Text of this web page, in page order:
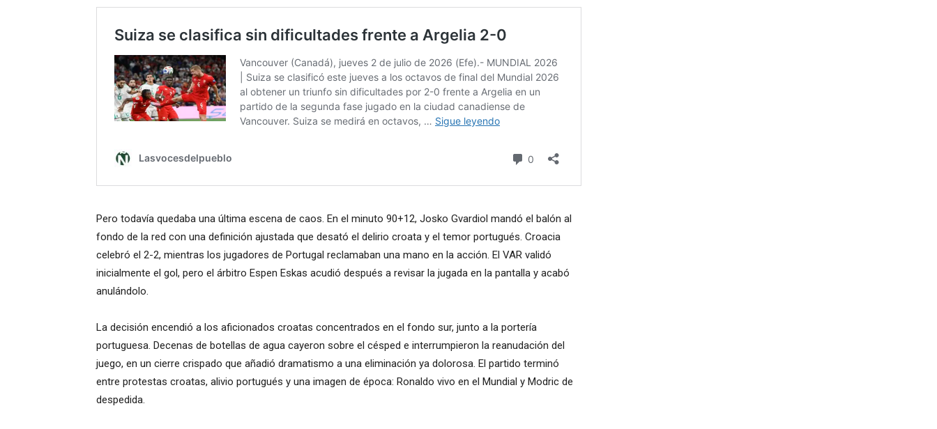
Pero todavía quedaba una última escena de caos. En el minuto 90+12, Josko Gvardiol mandó el balón al
fondo de la red con una definición ajustada que desató el delirio croata y el temor portugués. Croacia
celebró el 2-2, mientras los jugadores de Portugal reclamaban una mano en la acción. El VAR validó
inicialmente el gol, pero el árbitro Espen Eskas acudió después a revisar la jugada en la pantalla y acabó
anulándolo.
La decisión encendió a los aficionados croatas concentrados en el fondo sur, junto a la portería
portuguesa. Decenas de botellas de agua cayeron sobre el césped e interrumpieron la reanudación del
juego, en un cierre crispado que añadió dramatismo a una eliminación ya dolorosa. El partido terminó
entre protestas croatas, alivio portugués y una imagen de época: Ronaldo vivo en el Mundial y Modric de
despedida.